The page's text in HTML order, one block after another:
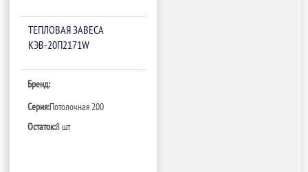
ТЕПЛОВАЯ ЗАВЕСА
КЭВ-20П2171W
Бренд:
Серия:Потолочная 200
Остаток:8 шт